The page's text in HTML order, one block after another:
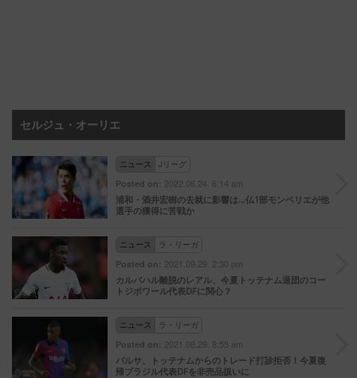
セルジュ・オーリエ
ニュース Jリーグ
Posted on: 2022.06.24. 6:14 am
浦和・酒井宏樹の去就に影響は…仏1部モンペリエが他
選手の獲得に苦戦か
ニュース ラ・リーガ
Posted on: 2021.09.29. 2:30 pm
カルバハル離脱のレアル、今夏トッテナム退団のコー
トジボワール代表DFに関心？
ニュース ラ・リーガ
Posted on: 2021.08.29. 8:55 am
バルサ、トッテナムからのトレード打診拒否！今夏復
帰ブラジル代表DFを非売品扱いに